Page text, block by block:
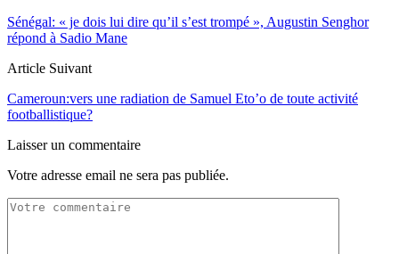
Sénégal: « je dois lui dire qu’il s’est trompé », Augustin Senghor
répond à Sadio Mane
Article Suivant
Cameroun:vers une radiation de Samuel Eto’o de toute activité
footballistique?
Laisser un commentaire
Votre adresse email ne sera pas publiée.